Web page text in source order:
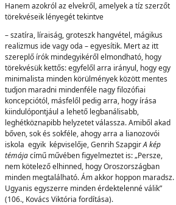
Hanem azokról az elvekről, amelyek a tíz szerzőt
törekvéseik lényegét tekintve
– szatíra, líraiság, groteszk hangvétel, mágikus
realizmus ide vagy oda – egyesítik. Mert az itt
szereplő írók mindegyikéről elmondható, hogy
törekvésük kettős: egyfelől arra irányul, hogy egy
minimalista minden körülmények között mentes
tudjon maradni mindenféle nagy filozófiai
koncepciótól, másfelől pedig arra, hogy írása
kiindulópontjául a lehető legbanálisabb,
leghétköznapibb helyzetet válassza. Amiből akad
bőven, sok és sokféle, ahogy arra a lianozovói
iskola egyik képviselője, Genrih SzapgirA kép
témájacímű művében figyelmeztet is: „Persze,
nem kötelező elhinned, hogy Oroszországban
minden megtalálható. Ám akkor hoppon maradsz.
Ugyanis egyszerre minden érdektelenné válik”
(106., Kovács Viktória fordítása).